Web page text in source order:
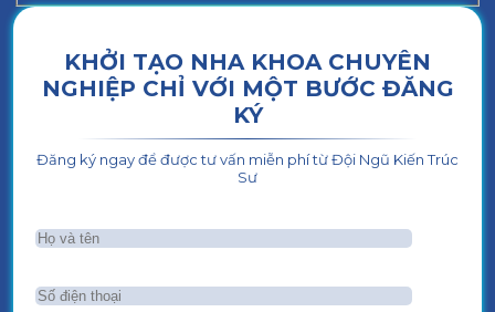
KHỞI TẠO NHA KHOA CHUYÊN
NGHIỆP CHỈ VỚI MỘT BƯỚC ĐĂNG
KÝ
Đăng ký ngay để được tư vấn miễn phí từ Đội Ngũ Kiến Trúc
Sư